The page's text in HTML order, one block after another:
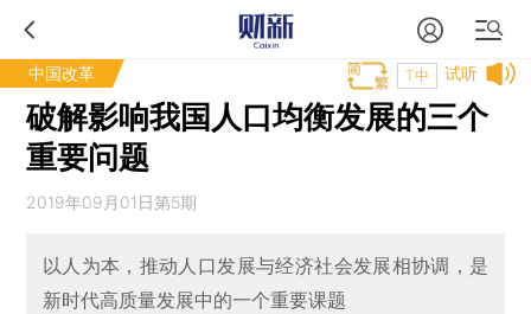
中国改革 试听
T中
破解影响我国人口均衡发展的三个
重要问题
2019年09月01日第5期
以人为本，推动人口发展与经济社会发展相协调，是
新时代高质量发展中的一个重要课题